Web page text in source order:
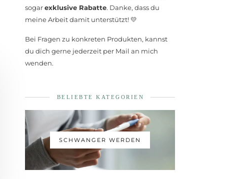
sogarexklusive Rabatte. Danke, dass du
meine Arbeit damit unterstützt! 💛
Bei Fragen zu konkreten Produkten, kannst
du dich gerne jederzeit per Mail an mich
wenden.
BELIEBTE KATEGORIEN
SCHWANGER WERDEN